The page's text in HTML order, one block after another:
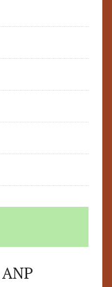
ANP